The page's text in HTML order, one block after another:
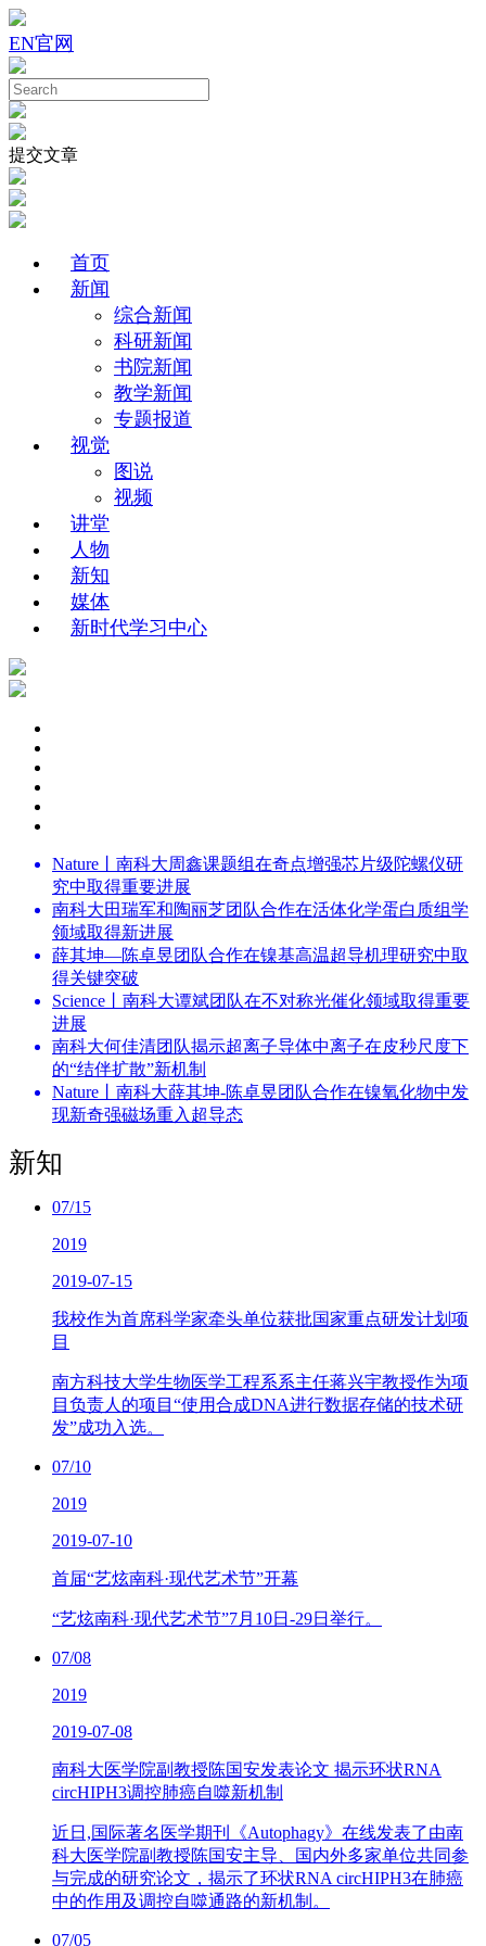
EN官网
提交文章
首页
新闻
综合新闻
科研新闻
书院新闻
教学新闻
专题报道
视觉
图说
视频
讲堂
人物
新知
媒体
新时代学习中心
Nature丨南科大周鑫课题组在奇点增强芯片级陀螺仪研
究中取得重要进展
南科大田瑞军和陶丽芝团队合作在活体化学蛋白质组学
领域取得新进展
薛其坤—陈卓昱团队合作在镍基高温超导机理研究中取
得关键突破
Science丨南科大谭斌团队在不对称光催化领域取得重要
进展
南科大何佳清团队揭示超离子导体中离子在皮秒尺度下
的“结伴扩散”新机制
Nature丨南科大薛其坤-陈卓昱团队合作在镍氧化物中发
现新奇强磁场重入超导态
新知
07/15
2019
2019-07-15
我校作为首席科学家牵头单位获批国家重点研发计划项
目
南方科技大学生物医学工程系系主任蒋兴宇教授作为项
目负责人的项目“使用合成DNA进行数据存储的技术研
发”成功入选。
07/10
2019
2019-07-10
首届“艺炫南科·现代艺术节”开幕
“艺炫南科·现代艺术节”7月10日-29日举行。
07/08
2019
2019-07-08
南科大医学院副教授陈国安发表论文 揭示环状RNA
circHIPH3调控肺癌自噬新机制
近日,国际著名医学期刊《Autophagy》在线发表了由南
科大医学院副教授陈国安主导、国内外多家单位共同参
与完成的研究论文，揭示了环状RNA circHIPH3在肺癌
中的作用及调控自噬通路的新机制。
07/05